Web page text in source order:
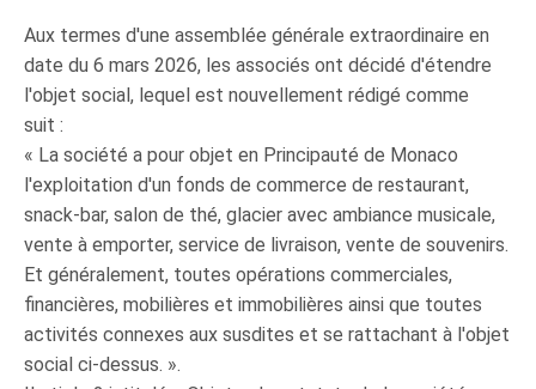
Aux termes d'une assemblée générale extraordinaire en
date du 6 mars 2026, les associés ont décidé d'étendre
l'objet social, lequel est nouvellement rédigé comme
suit :
« La société a pour objet en Principauté de Monaco
l'exploitation d'un fonds de commerce de restaurant,
snack-bar, salon de thé, glacier avec ambiance musicale,
vente à emporter, service de livraison, vente de souvenirs.
Et généralement, toutes opérations commerciales,
financières, mobilières et immobilières ainsi que toutes
activités connexes aux susdites et se rattachant à l'objet
social ci‑dessus. ».